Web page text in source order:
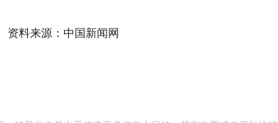
料来源：中国新闻网